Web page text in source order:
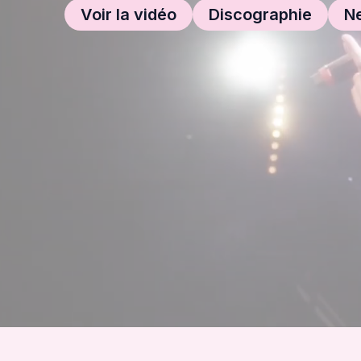
Voir la vidéo Discographie